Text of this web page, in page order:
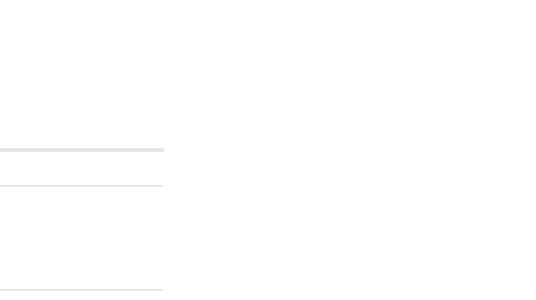
イオン化して溶け出